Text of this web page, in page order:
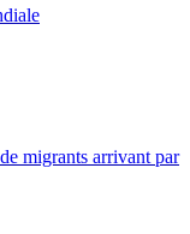
migrants arrivant par